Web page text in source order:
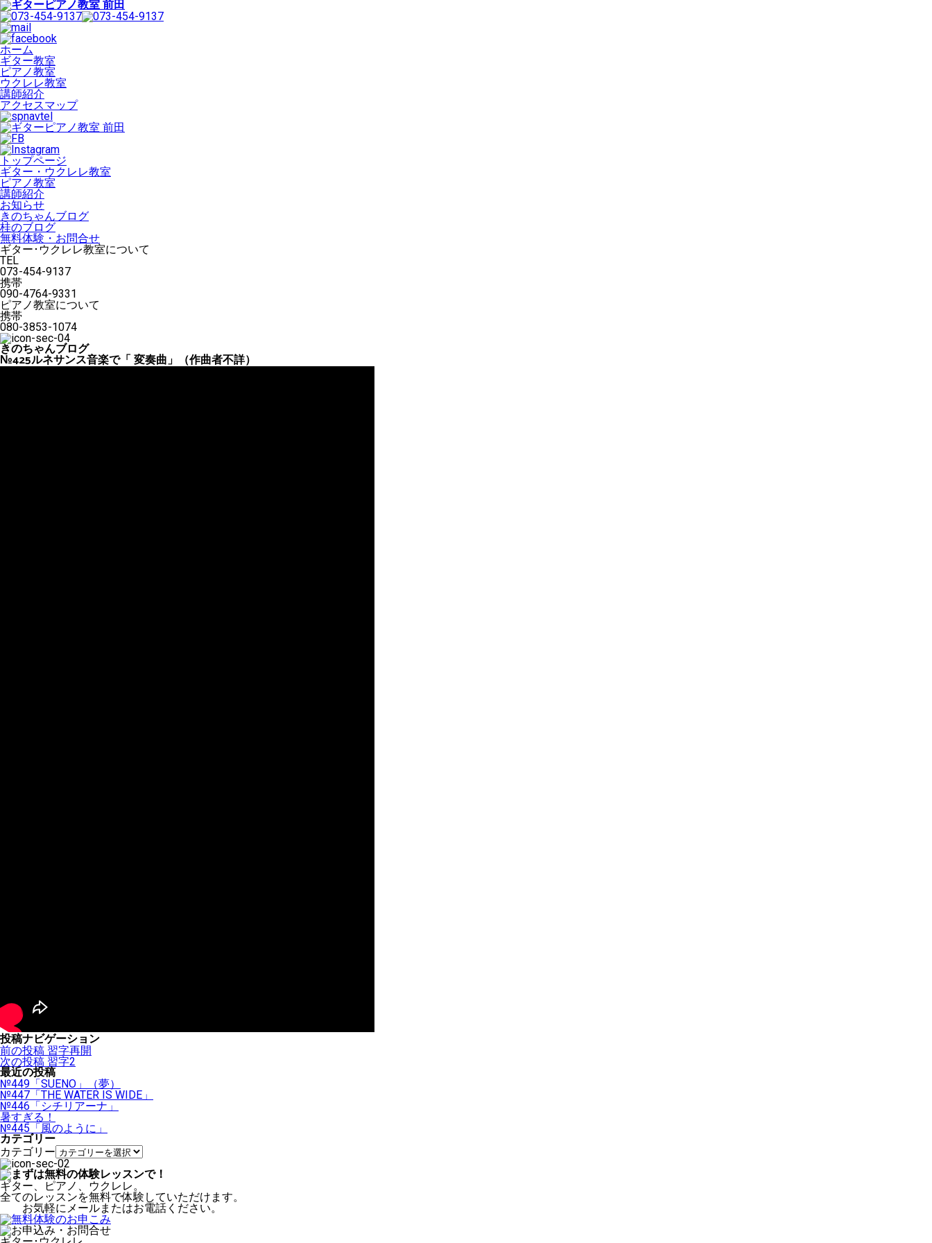
ホーム
ギター教室
ピアノ教室
ウクレレ教室
講師紹介
アクセスマップ
トップページ
ギター・ウクレレ教室
ピアノ教室
講師紹介
お知らせ
きのちゃんブログ
桂のブログ
無料体験・お問合せ
ギター･ウクレレ教室について
TEL
073-454-9137
携帯
090-4764-9331
ピアノ教室について
携帯
080-3853-1074
きのちゃんブログ
№425ルネサンス音楽で「 変奏曲」（作曲者不詳）
投稿ナビゲーション
前の投稿 習字再開
次の投稿 習字2
最近の投稿
№449「SUENO」（夢）
№447「THE WATER IS WIDE」
№446「シチリアーナ」
暑すぎる！
№445「風のように」
カテゴリー
カテゴリー
ギター、ピアノ、ウクレレ。
全てのレッスンを無料で体験していただけます。
お気軽にメールまたはお電話ください。